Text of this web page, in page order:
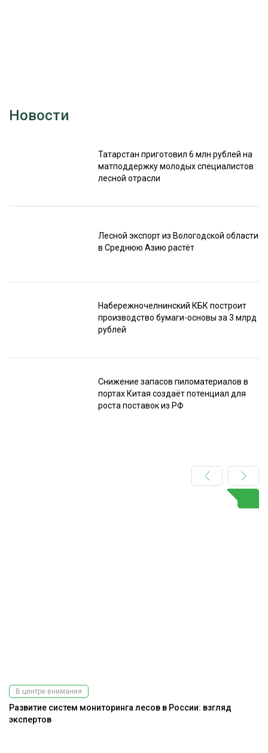
Новости
Татарстан приготовил 6 млн рублей на
матподдержку молодых специалистов
лесной отрасли
Лесной экспорт из Вологодской области
в Среднюю Азию растёт
Набережночелнинский КБК построит
производство бумаги-основы за 3 млрд
рублей
Снижение запасов пиломатериалов в
портах Китая создаёт потенциал для
роста поставок из РФ
В центре внимания
Развитие систем мониторинга лесов в России: взгляд
экспертов